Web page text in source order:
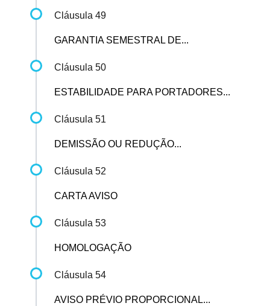
Cláusula 49
GARANTIA SEMESTRAL DE...
Cláusula 50
ESTABILIDADE PARA PORTADORES...
Cláusula 51
DEMISSÃO OU REDUÇÃO...
Cláusula 52
CARTA AVISO
Cláusula 53
HOMOLOGAÇÃO
Cláusula 54
AVISO PRÉVIO PROPORCIONAL...